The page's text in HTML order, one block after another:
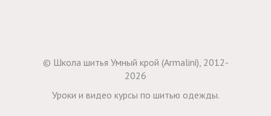
© Школа шитья Умный крой (Armalini), 2012-
2026
Уроки и видео курсы по шитью одежды.